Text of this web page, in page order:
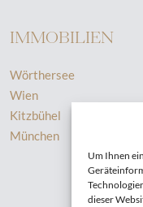
Um Ihnen
dieser
IMMOBILIEN
Wörthersee
Wien
Kitzbühel
München